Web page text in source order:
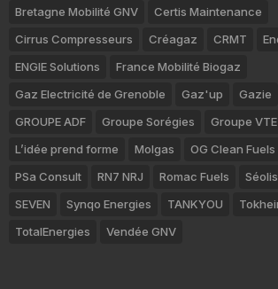
Bretagne Mobilité GNV
Certis Maintenance
Cirrus Compresseurs
Créagaz CRMT
ENGIE Solutions
France Mobilité Biogaz
Gaz Electricité de Grenoble
Gaz'up Gazie
GROUPE ADF
Groupe Sorégies Groupe VTE
L’idée prend forme
Molgas OG Clean Fuels
PSa Consult
RN7 NRJ Romac Fuels
SEVEN
Synqo Energies TANKYOU
TotalEnergies
Vendée GNV